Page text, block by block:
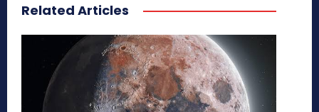
Related Articles